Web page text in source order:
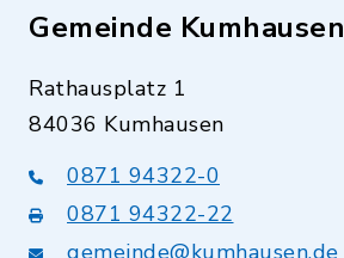
Route planen
Gemeinde Kumhausen
Rathausplatz 1
84036 Kumhausen
0871 94322-0
0871 94322-22
gemeinde@kumhausen.de